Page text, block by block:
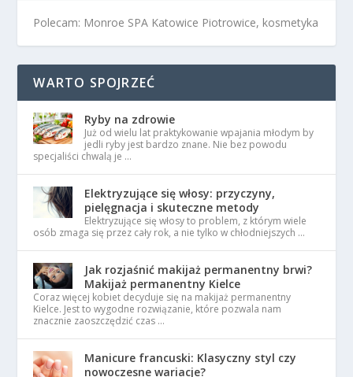
Polecam: Monroe SPA Katowice Piotrowice, kosmetyka
WARTO SPOJRZEĆ
Ryby na zdrowie
Już od wielu lat praktykowanie wpajania młodym by
jedli ryby jest bardzo znane. Nie bez powodu
specjaliści chwalą je …
Elektryzujące się włosy: przyczyny,
pielęgnacja i skuteczne metody
Elektryzujące się włosy to problem, z którym wiele
osób zmaga się przez cały rok, a nie tylko w chłodniejszych …
Jak rozjaśnić makijaż permanentny brwi?
Makijaż permanentny Kielce
Coraz więcej kobiet decyduje się na makijaż permanentny
Kielce. Jest to wygodne rozwiązanie, które pozwala nam
znacznie zaoszczędzić czas …
Manicure francuski: Klasyczny styl czy
nowoczesne wariacje?